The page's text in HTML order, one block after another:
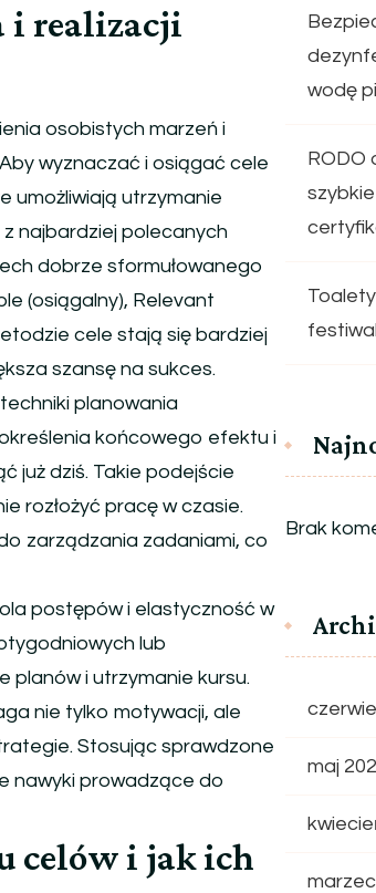
i realizacji
osobistych marzeń i
wyznaczać i osiągać cele
umożliwiają utrzymanie
najbardziej polecanych
dobrze sformułowanego
(osiągalny), Relevant
cele stają się bardziej
szansę na sukces.
planowania
końcowego efektu i
już dziś. Takie podejście
rozłożyć pracę w czasie.
zarządzania zadaniami, co
postępów i elastyczność w
lub
planów i utrzymanie kursu.
nie tylko motywacji, ale
Stosując sprawdzone
nawyki prowadzące do
celów i jak ich
wodę
RODO
Brak
maj